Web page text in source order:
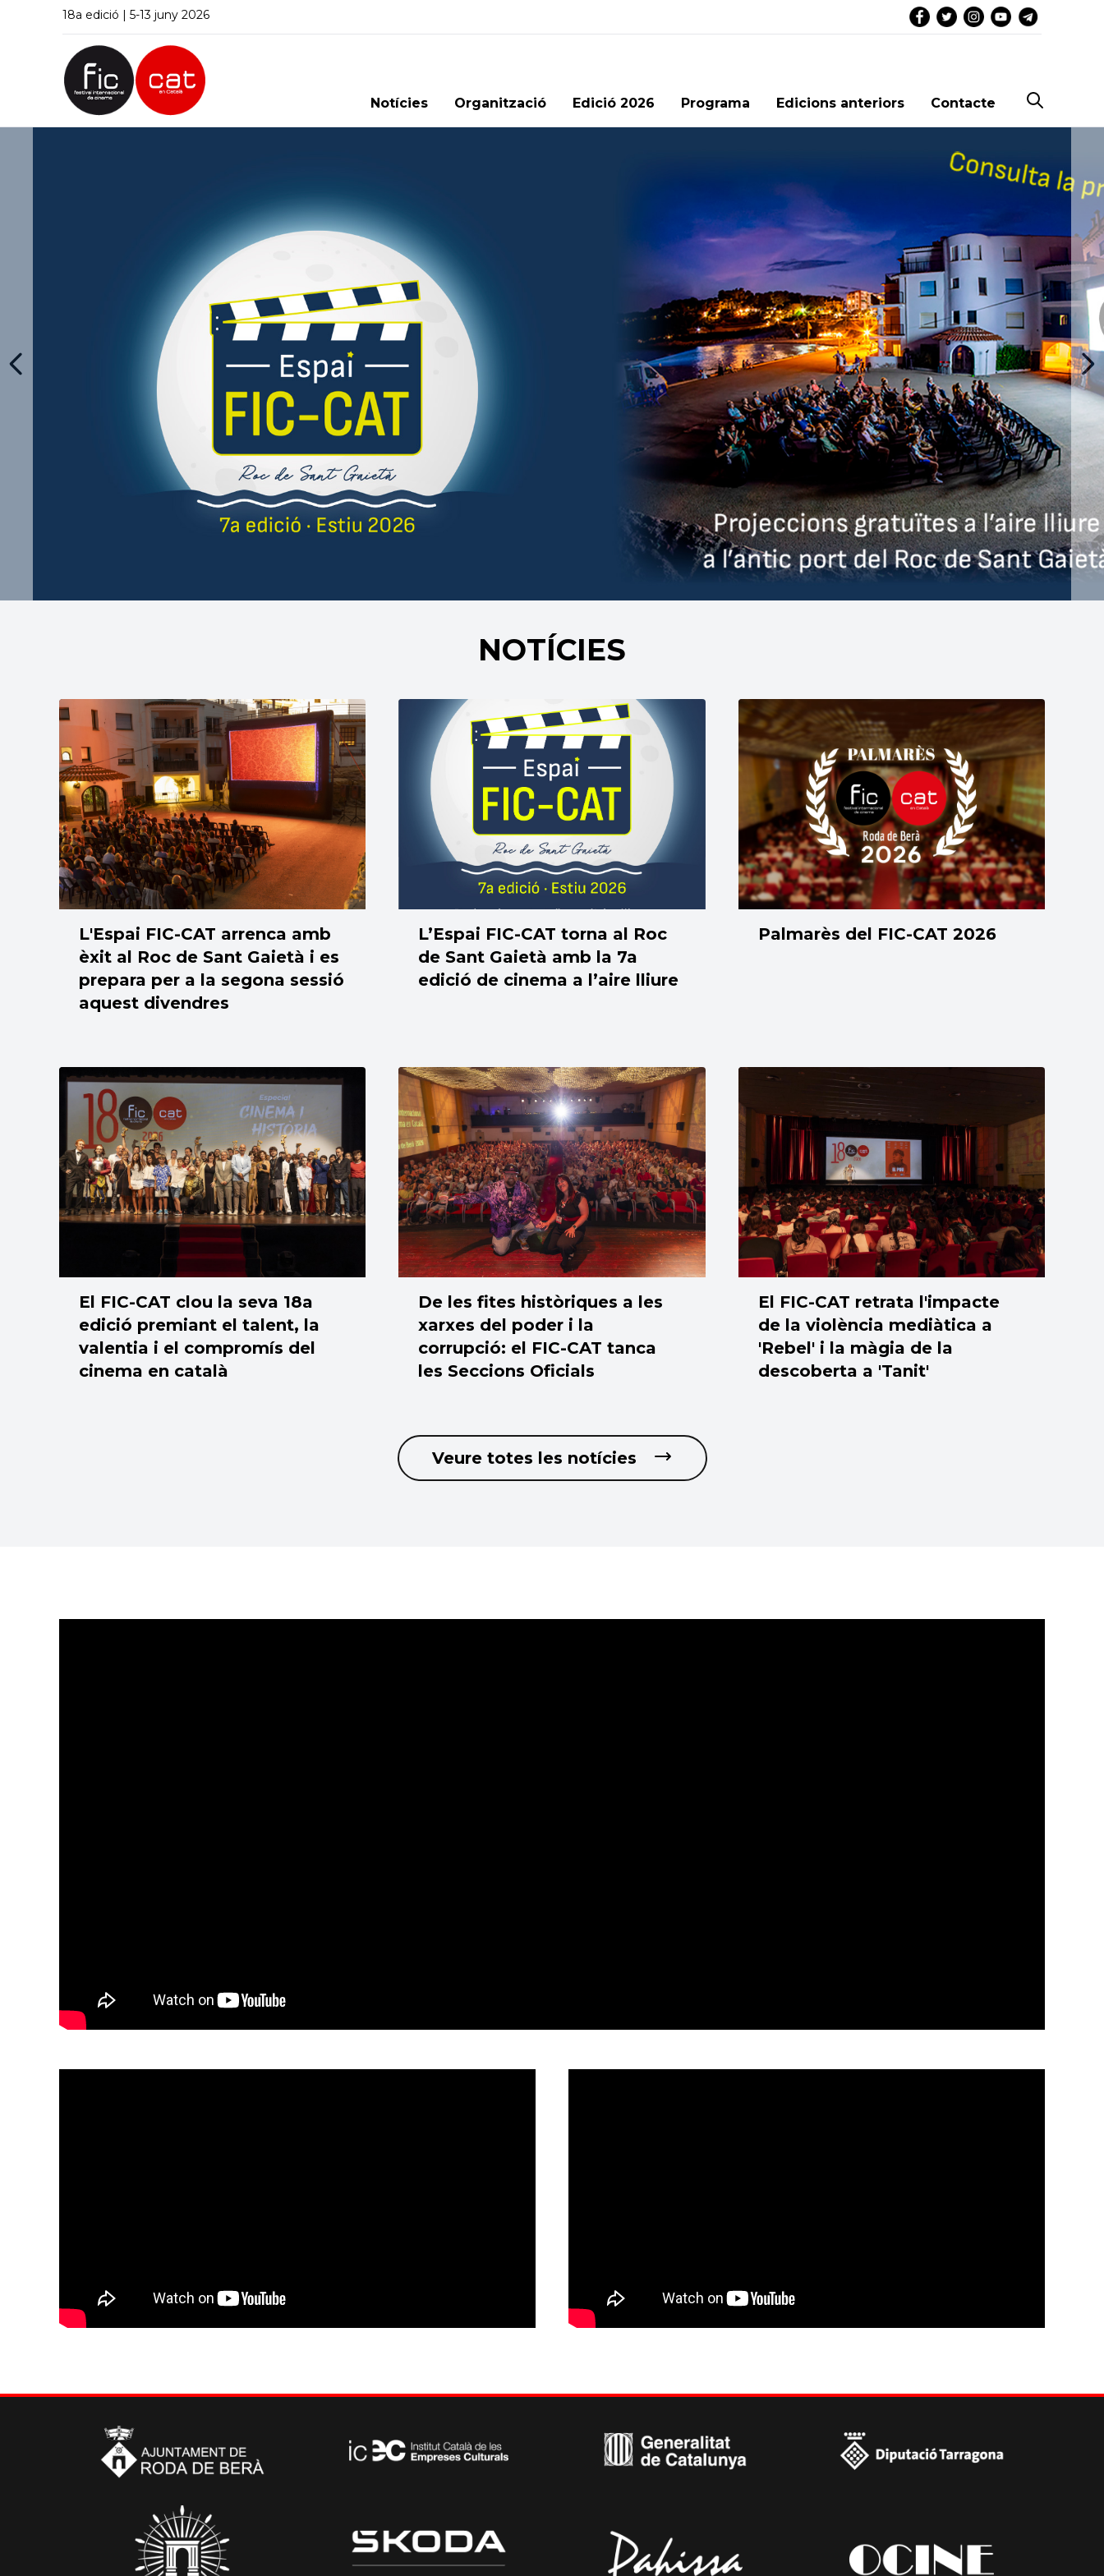
18a edició | 5-13 juny 2026
Notícies Organització Edició 2026 Programa Edicions anteriors Contacte
NOTÍCIES
30/07/2026
L'Espai FIC-CAT arrenca amb
èxit al Roc de Sant Gaietà i es
prepara per a la segona sessió
aquest divendres
02/07/2026
L’Espai FIC-CAT torna al Roc
de Sant Gaietà amb la 7a
edició de cinema a l’aire lliure
14/06/2026
Palmarès del FIC-CAT 2026
14/06/2026
El FIC-CAT clou la seva 18a
edició premiant el talent, la
valentia i el compromís del
cinema en català
13/06/2026
De les fites històriques a les
xarxes del poder i la
corrupció: el FIC-CAT tanca
les Seccions Oficials
12/06/2026
El FIC-CAT retrata l'impacte
de la violència mediàtica a
'Rebel' i la màgia de la
descoberta a 'Tanit'
Veure totes les notícies